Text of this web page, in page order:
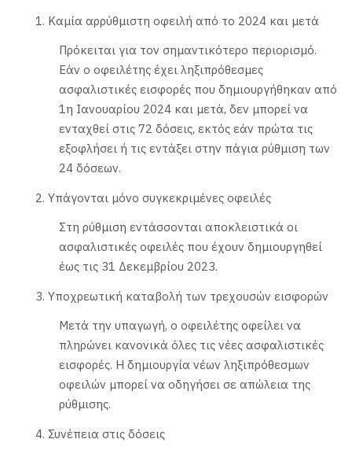
1. Καμία αρρύθμιστη οφειλή από το 2024 και μετά
Πρόκειται για τον σημαντικότερο περιορισμό.
Εάν ο οφειλέτης έχει ληξιπρόθεσμες
ασφαλιστικές εισφορές που δημιουργήθηκαν από
1η Ιανουαρίου 2024 και μετά, δεν μπορεί να
ενταχθεί στις 72 δόσεις, εκτός εάν πρώτα τις
εξοφλήσει ή τις εντάξει στην πάγια ρύθμιση των
24 δόσεων.
2. Υπάγονται μόνο συγκεκριμένες οφειλές
Στη ρύθμιση εντάσσονται αποκλειστικά οι
ασφαλιστικές οφειλές που έχουν δημιουργηθεί
έως τις 31 Δεκεμβρίου 2023.
3. Υποχρεωτική καταβολή των τρεχουσών εισφορών
Μετά την υπαγωγή, ο οφειλέτης οφείλει να
πληρώνει κανονικά όλες τις νέες ασφαλιστικές
εισφορές. Η δημιουργία νέων ληξιπρόθεσμων
οφειλών μπορεί να οδηγήσει σε απώλεια της
ρύθμισης.
4. Συνέπεια στις δόσεις